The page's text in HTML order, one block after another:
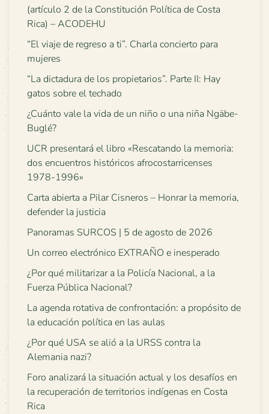
(artículo 2 de la Constitución Política de Costa
Rica) – ACODEHU
“El viaje de regreso a ti”. Charla concierto para
mujeres
“La dictadura de los propietarios”. Parte II: Hay
gatos sobre el techado
¿Cuánto vale la vida de un niño o una niña Ngäbe-
Buglé?
UCR presentará el libro «Rescatando la memoria:
dos encuentros históricos afrocostarricenses
1978-1996»
Carta abierta a Pilar Cisneros – Honrar la memoria,
defender la justicia
Panoramas SURCOS | 5 de agosto de 2026
Un correo electrónico EXTRAÑO e inesperado
¿Por qué militarizar a la Policía Nacional, a la
Fuerza Pública Nacional?
La agenda rotativa de confrontación: a propósito de
la educación política en las aulas
¿Por qué USA se alió a la URSS contra la
Alemania nazi?
Foro analizará la situación actual y los desafíos en
la recuperación de territorios indígenas en Costa
Rica